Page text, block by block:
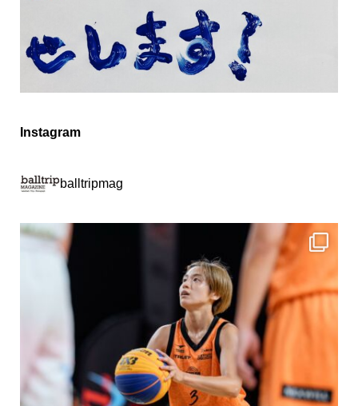
Instagram
balltripmag